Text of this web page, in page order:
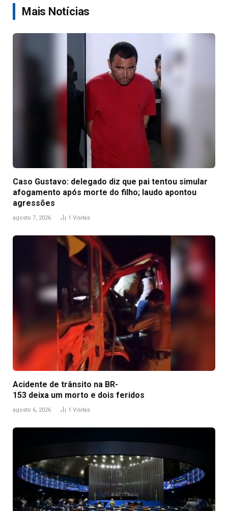
Mais Notícias
Caso Gustavo: delegado diz que pai tentou simular
afogamento após morte do filho; laudo apontou
agressões
agosto 7, 2026 1 Visitas
Acidente de trânsito na BR-
153 deixa um morto e dois feridos
agosto 6, 2026 1 Visitas